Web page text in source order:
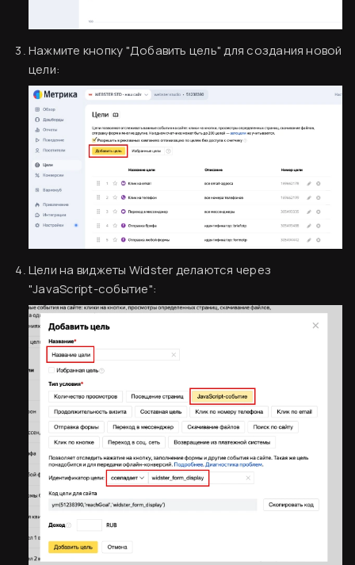
Нажмите кнопку "Добавить цель" для создания новой
цели:
Цели на виджеты Widster делаются через
"JavaScript-событие":